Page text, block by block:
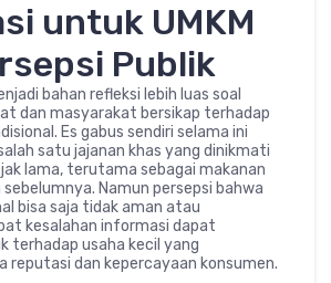
untuk UMKM
Publik
bahan refleksi lebih luas soal
dan masyarakat bersikap terhadap
Es gabus sendiri selama ini
satu jajanan khas yang dinikmati
lama, terutama sebagai makanan
sebelumnya. Namun persepsi bahwa
bisa saja tidak aman atau
kesalahan informasi dapat
terhadap usaha kecil yang
reputasi dan kepercayaan konsumen.